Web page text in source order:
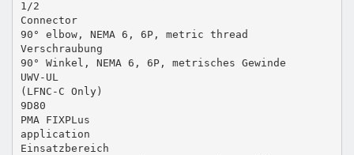
1/2
Connector
90° elbow, NEMA 6, 6P, metric thread
Verschraubung
90° Winkel, NEMA 6, 6P, metrisches Gewinde
UWV-UL
(LFNC-C Only)
9D80
PMA FIXPLus
application
Einsatzbereich